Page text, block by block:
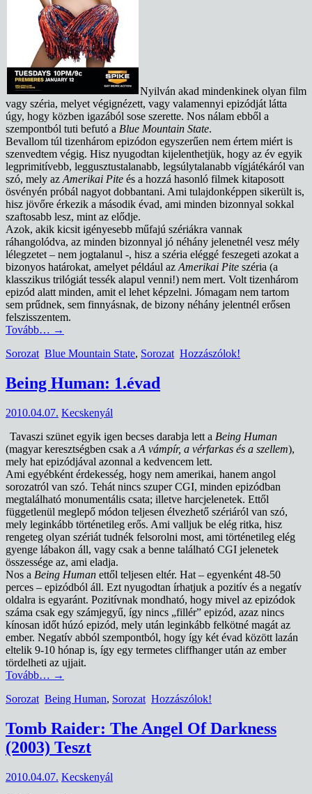
Nyilván akad mindenkinek olyan film
vagy széria, melyet végignézett, vagy valamennyi epizódját látta
úgy, hogy közben igazából sose szerette. Nos nálam ebből a
szempontból tuti befutó a Blue Mountain State.
Bevallom túl tizenhárom epizódon egyszerűen nem értem miért is
szenvedtem végig. Hisz nyugodtan kijelenthetjük, hogy az év egyik
legprimitívebb, leggusztustalanabb, legsúlytalanabb vígjátékáról van
szó, mely azAmerikai Pite és a hozzá hasonló filmek kitaposott
ösvényén próbál nagyot dobbantani. Ami tulajdonképpen sikerült is,
hisz jövőre érkezik a második évad, ami minden bizonnyal sokkal
szaftosabb lesz, mint az elődje.
Azok, akik kicsit igényesebb műfajú szériákra vannak
ráhangolódva, az minden bizonnyal jó néhány jelenetnél vesz mély
lélegzetet – nem jogtalanul -, hisz a széria eléggé feszegeti azokat a
bizonyos határokat, amelyet például azAmerikai Pite széria (a
klasszikus trilógiát tessék alapul venni!) nem mert. Volt tizenhárom
epizód alatt minden, amit el lehet képzelni. Jómagam nem tartom
sem prűdnek, sem finnyásnak, de bizony néhány jelentnél erősen
felszisszentem.
Tovább… →
Sorozat Blue Mountain State, Sorozat Hozzászólok!
Being Human: 1.évad
2010.04.07. Kecskenyál
Tavaszi szünet egyik igen becses darabja lett a Being Human
(magyar keresztségben csak a A vámpír, a vérfarkas és a szellem),
mely hat epizódjával azonnal a kedvencem lett.
Ami egyébként érdekesség, hogy nem amerikai, hanem angol
sorozatról van szó. Tehát nincs szuper CGI, minden epizódban
megtalálható monumentális csata; illetve harcjelenetek. Ettől
függetlenül meglepő módon teljesen élvezhető szériáról van szó,
mely leginkább történetileg erős. Ami valljuk be elég ritka, hisz
rengeteg olyan szériát tudnék felsorolni most, ami történetileg elég
gyenge lábakon áll, vagy csak a benne található CGI jelenetek
összessége az, ami eladja.
Nos a Being Human ettől teljesen eltér. Hat – egyenként 48-50
perces – epizódból áll. Ezt nyugodtan írhatjuk a pozitív és a negatív
oldalra is egyaránt. Pozitívnak mondható, hogy mivel az epizódok
száma csak egy számjegyű, így nincs „fillér” epizód, azaz nincs
kínosan időt húzó epizód, mely után leginkább felkötné magát az
ember. Negatív abból szempontból, hogy így két évad között lazán
eltelik 9-10 hónap is, így egy termetes cliffhanger után az ember
tördelheti az ujjait.
Tovább… →
Sorozat Being Human, Sorozat Hozzászólok!
Tomb Raider: The Angel Of Darkness
(2003) Teszt
2010.04.07. Kecskenyál